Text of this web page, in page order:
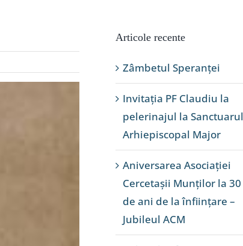
Articole recente
Zâmbetul Speranței
Invitația PF Claudiu la
pelerinajul la Sanctuarul
Arhiepiscopal Major
Aniversarea Asociației
Cercetașii Munților la 30
de ani de la înființare –
Jubileul ACM